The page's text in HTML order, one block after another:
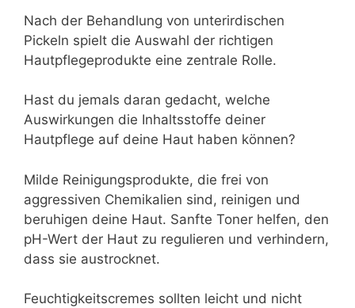
Nach der Behandlung von unterirdischen
Pickeln spielt die Auswahl der richtigen
Hautpflegeprodukte eine zentrale Rolle.
Hast du jemals daran gedacht, welche
Auswirkungen die Inhaltsstoffe deiner
Hautpflege auf deine Haut haben können?
Milde Reinigungsprodukte, die frei von
aggressiven Chemikalien sind, reinigen und
beruhigen deine Haut. Sanfte Toner helfen, den
pH-Wert der Haut zu regulieren und verhindern,
dass sie austrocknet.
Feuchtigkeitscremes sollten leicht und nicht